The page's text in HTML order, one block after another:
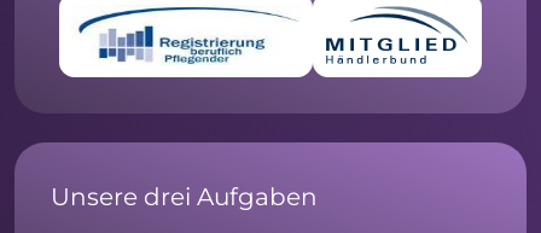
Unsere drei Aufgaben